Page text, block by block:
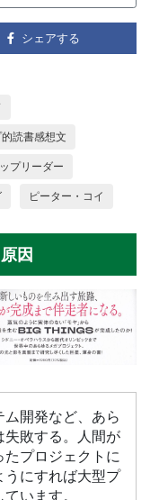
シェアする
読書感想文
プリーダー
ピーター・コイ
因
開発など、あら
失敗する。人間が
プロジェクトに
にすれば大型プ
います。